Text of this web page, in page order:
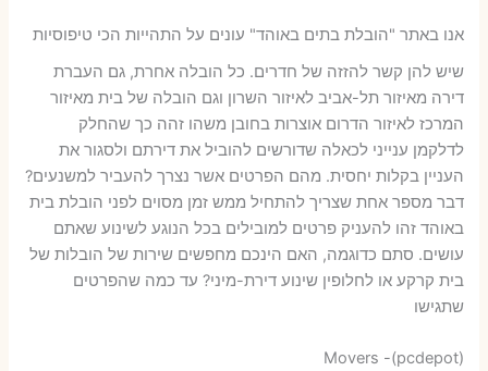
אנו באתר "הובלת בתים באוהד" עונים על התהייות הכי טיפוסיות
שיש להן קשר להזזה של חדרים. כל הובלה אחרת, גם העברת
דירה מאיזור תל-אביב לאיזור השרון וגם הובלה של בית מאיזור
המרכז לאיזור הדרום אוצרות בחובן משהו זהה כך שהחלק
לדלקמן ענייני לכאלה שדורשים להוביל את דירתם ולסגור את
העניין בקלות יחסית. מהם הפרטים אשר נצרך להעביר למשנעים?
דבר מספר אחת שצריך להתחיל ממש זמן מסוים לפני הובלת בית
באוהד זהו להעניק פרטים למובילים בכל הנוגע לשינוע שאתם
עושים. סתם כדוגמה, האם הינכם מחפשים שירות של הובלות של
בית קרקע או לחלופין שינוע דירת-מיני? עד כמה שהפרטים
שתגישו
Movers -(pcdepot)